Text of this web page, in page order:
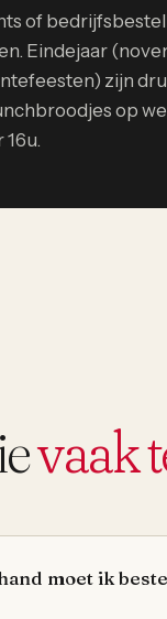
of
Eindejaar
zijn
op
vaak
moet ik